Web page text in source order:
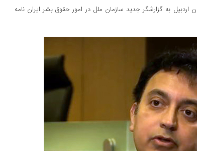
به گزارشگر جدید سازمان ملل در امور حقوق بشر ایران نامه